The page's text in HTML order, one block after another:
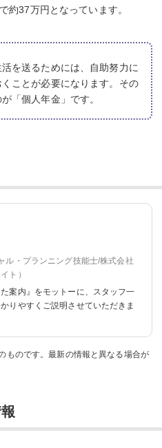
約37万円となっています。
を送るためには、自助努力に
ことが必要になります。その
「個人年金」です。
ル・プランニング技能士/株式会社
ト）
案内』をモットーに、
スタッフ一
りやすくご説明させていただきま
ものです。最新の情報と異なる場合が